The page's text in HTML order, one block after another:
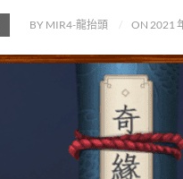
BY MIR4-龍抬頭 ON 2021